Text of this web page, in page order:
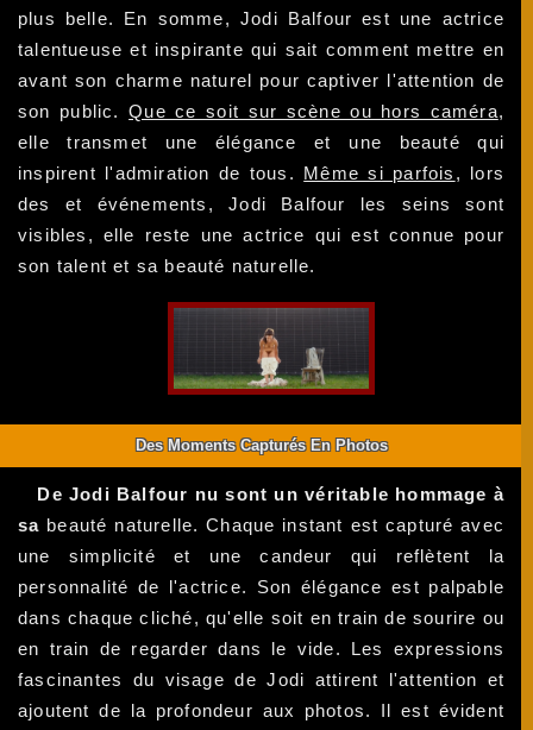
plus belle. En somme, Jodi Balfour est une actrice
talentueuse et inspirante qui sait comment mettre en
avant son charme naturel pour captiver l'attention de
son public.Que ce soit sur scène ou hors caméra,
elle transmet une élégance et une beauté qui
inspirent l'admiration de tous. Même si parfois , lors
des et événements, Jodi Balfour les seins sont
visibles, elle reste une actrice qui est connue pour
son talent et sa beauté naturelle.
Des Moments Capturés En Photos
De Jodi Balfour nu sont un véritable hommage à
sa beauté naturelle. Chaque instant est capturé avec
une simplicité et une candeur qui reflètent la
personnalité de l'actrice. Son élégance est palpable
dans chaque cliché, qu'elle soit en train de sourire ou
en train de regarder dans le vide. Les expressions
fascinantes du visage de Jodi attirent l'attention et
ajoutent de la profondeur aux photos. Il est évident